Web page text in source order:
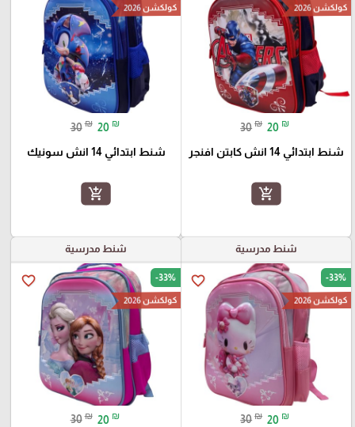
كولكشن 2026
30 ₪ 20 ₪
شنط ابتدائي 14 انش كابتن افنجر
add_shopping_cart
كولكشن 2026
30 ₪ 20 ₪
شنط ابتدائي 14 انش سونيك
add_shopping_cart
شنط مدرسية
favorite_border -33%
كولكشن 2026
30 ₪ 20 ₪
شنط مدرسية
favorite_border -33%
كولكشن 2026
30 ₪ 20 ₪